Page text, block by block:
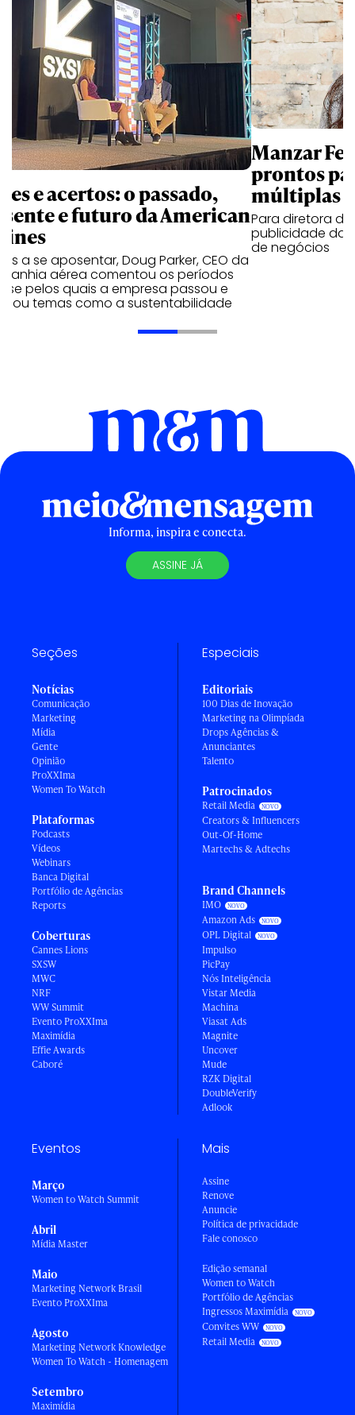
e acertos: o passado,
e futuro da American
a se aposentar, Doug Parker, CEO da
aérea comentou os períodos
pelos quais a empresa passou e
temas como a sustentabilidade
Manzar
prontos
múltiplas
Para diretora
publicidade da
de negócios
Informa, inspira e conecta.
ASSINE JÁ
Seções
Notícias
Comunicação
Marketing
Mídia
Gente
Opinião
ProXXIma
Women To Watch
Plataformas
Podcasts
Vídeos
Webinars
Banca Digital
Portfólio de Agências
Reports
Coberturas
Cannes Lions
SXSW
MWC
NRF
WW Summit
Evento ProXXIma
Maximídia
Effie Awards
Caboré
Especiais
Editoriais
100 Dias de Inovação
Marketing na Olimpíada
Drops Agências &
Anunciantes
Talento
Patrocinados
Retail Media
Creators & Influencers
Out-Of-Home
Martechs & Adtechs
Brand Channels
IMO
Amazon Ads
OPL Digital
Impulso
PicPay
Nós Inteligência
Vistar Media
Machina
Viasat Ads
Magnite
Uncover
Mude
RZK Digital
DoubleVerify
Adlook
Eventos
Março
Women to Watch Summit
Abril
Mídia Master
Maio
Marketing Network Brasil
Evento ProXXIma
Agosto
Marketing Network Knowledge
Women To Watch - Homenagem
Setembro
Maximídia
Mais
Assine
Renove
Anuncie
Política de privacidade
Fale conosco
Edição semanal
Women to Watch
Portfólio de Agências
Ingressos Maximídia
Convites WW
Retail Media